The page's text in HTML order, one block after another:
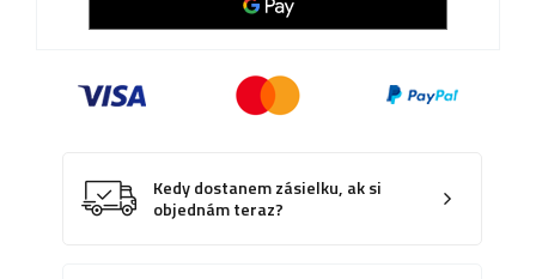
Kedy dostanem zásielku, ak si
objednám teraz?